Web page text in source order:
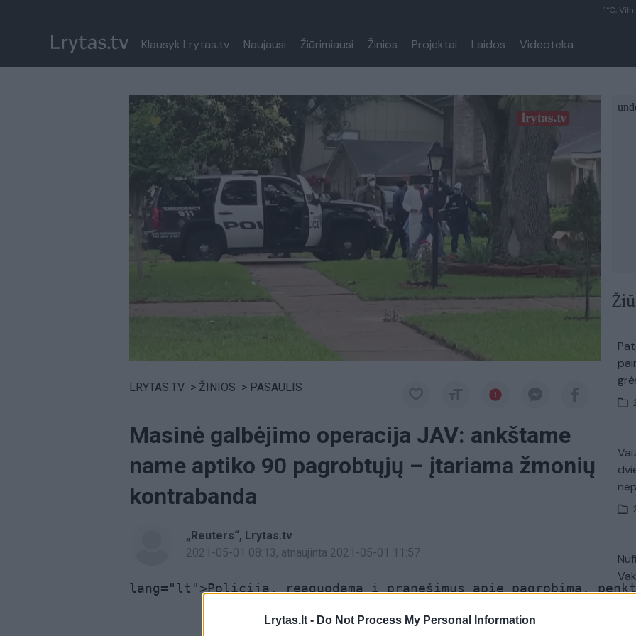
Lrytas.lt - Do Not Process My Personal Information
1°C,
Klausyk Lrytas.tv Naujausi Žiūrimiausi Žinios Projektai Laidos Videoteka
Paremkite Ukrainą
LRYTAS.TV > ŽINIOS > PASAULIS
Masinė galbėjimo operacija JAV: ankštame
name aptiko 90 pagrobtųjų – įtariama žmonių
kontrabanda
„Reuters“, Lrytas.tv
2021-05-01 08:13, atnaujinta 2021-05-01 11:57
lang="lt">Policija, reaguodama į pranešimus apie pagrobimą,